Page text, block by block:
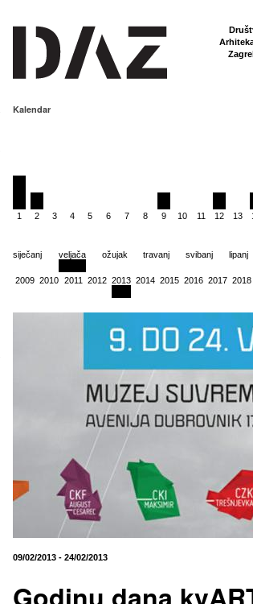
Kalendar
1 2 3 4 5 6 7 8 9 10 11 12 13
siječanj veljača ožujak travanj svibanj lipanj
2009 2010 2011 2012 2013 2014 2015 2016 2017 2018
09/02/2013 - 24/02/2013